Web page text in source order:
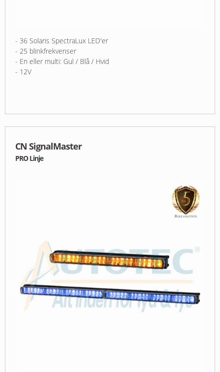
- 36 Solaris SpectraLux LED'er
- 25 blinkfrekvenser
- En eller multi: Gul / Blå / Hvid
- 12V
CN SignalMaster
PRO Linje